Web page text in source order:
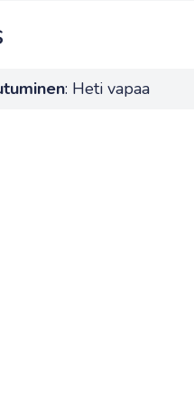
: Heti vapaa